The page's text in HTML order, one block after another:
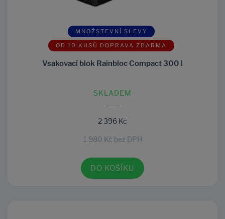
MNOŽSTEVNÍ SLEVY
OD 10 KUSŮ DOPRAVA ZDARMA
Vsakovací blok Rainbloc Compact 300 l
SKLADEM
2 396 Kč
1 980 Kč bez DPH
DO KOŠÍKU